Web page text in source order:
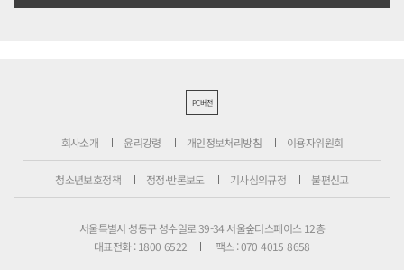
PC버전
회사소개 윤리강령 개인정보처리방침 이용자위원회
청소년보호정책 정정·반론보도 기사심의규정 불편신고
서울특별시 성동구 성수일로 39-34 서울숲더스페이스 12층
대표전화 : 1800-6522
팩스 : 070-4015-8658